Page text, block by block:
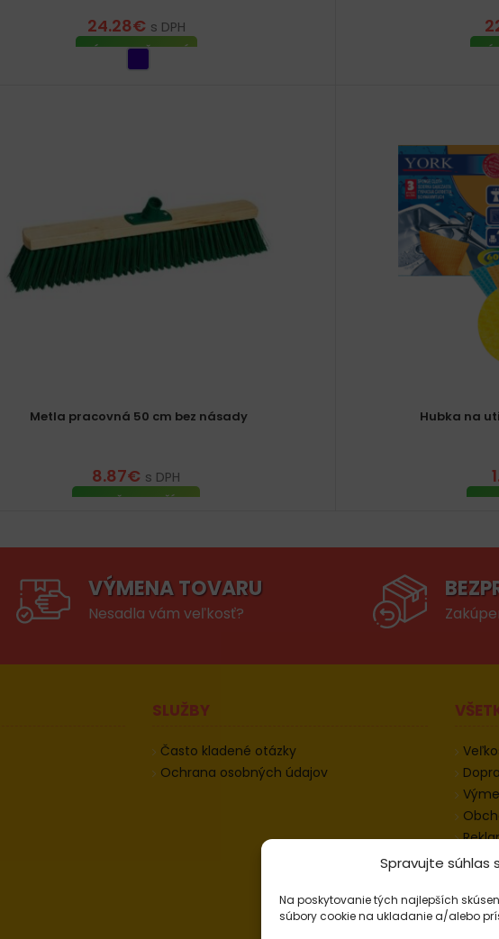
Spravujte súhlas
Na poskytovanie tých najlepších
súbory cookie na ukladanie a/alebo
24.28€ s DPH
VÝBER MOŽNOSTÍ
Metla pracovná 50 cm bez násady
8.87€ s DPH
PRIDAŤ DO KOŠÍKA
Hubka na
VÝMENA TOVARU
Nesadla vám veľkosť?
SLUŽBY
Často kladené otázky
Ochrana osobných údajov